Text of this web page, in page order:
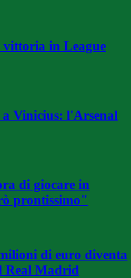
vittoria in League
Vinicius: l'Arsenal
di giocare in
prontissimo"
di euro diventa
Real Madrid